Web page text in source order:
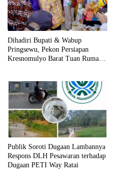
Dihadiri Bupati & Wabup
Pringsewu, Pekon Persiapan
Kresnomulyo Barat Tuan Rumah
Publik Soroti Dugaan Lambannya
Respons DLH Pesawaran terhadap
Dugaan PETI Way Ratai